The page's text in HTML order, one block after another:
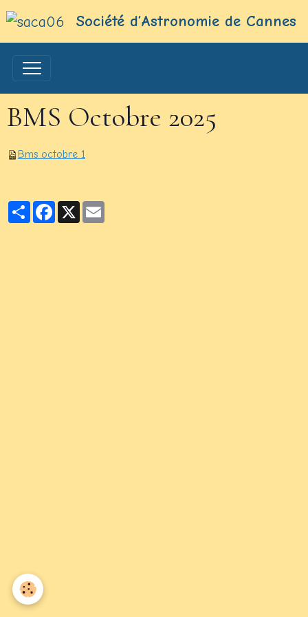
Société d’Astronomie de Cannes
BMS Octobre 2025
Bms octobre 1
PartagerFacebook
X